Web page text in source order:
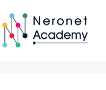
المحتوى